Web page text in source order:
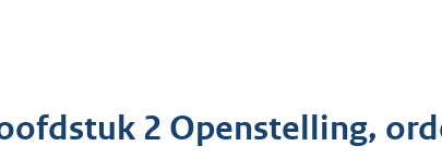
2 Openstelling,